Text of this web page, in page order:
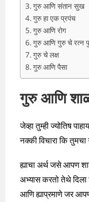
गुरु आणि संतान सुख
गुरु हा एक प्रपंच
गुरु आणि रोग
गुरु आणि गुरु चे रत्न
गुरु चे लक्ष
गुरु आणि पैसा
गुरु आणि
जेव्हा तुम्ही ज्योतिष
नक्की विचारा कि
ह्याचा अर्थ जसे आपण
अभ्यास करतो तेथे दिला
आणि ह्याप्रमाणे जर